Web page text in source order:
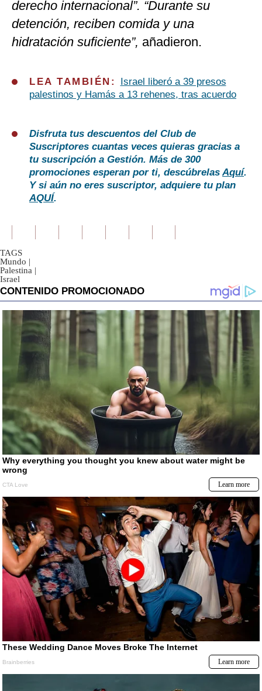
derecho internacional”. “Durante su
detención, reciben comida y una
hidratación suficiente”, añadieron.
LEA TAMBIÉN:
Israel liberó a 39 presos
palestinos y Hamás a 13 rehenes, tras acuerdo
Disfruta tus descuentos del Club de
Suscriptores cuantas veces quieras gracias a
tu suscripción a Gestión. Más de 300
promociones esperan por ti, descúbrelasAquí.
Y si aún no eres suscriptor, adquiere tu plan
AQUÍ.
TAGS
Mundo |
Palestina |
Israel